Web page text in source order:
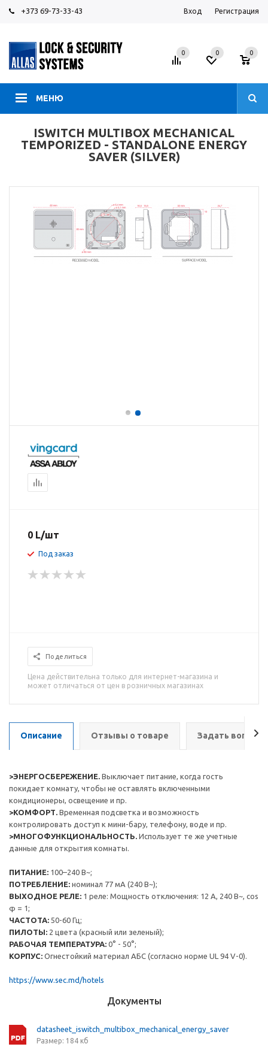
+373 69-73-33-43 Вход Регистрация
МЕНЮ
0 0 0
ISWITCH MULTIBOX MECHANICAL
TEMPORIZED - STANDALONE ENERGY
SAVER (SILVER)
0 L/шт
Под заказ
Поделиться
Цена действительна только для интернет-магазина и
может отличаться от цен в розничных магазинах
Описание Отзывы о товаре Задать вопрос
>ЭНЕРГОСБЕРЕЖЕНИЕ. Выключает питание, когда гость
покидает комнату, чтобы не оставлять включенными
кондиционеры, освещение и пр.
>КОМФОРТ. Временная подсветка и возможность
контролировать доступ к мини-бару, телефону, воде и пр.
>МНОГОФУНКЦИОНАЛЬНОСТЬ. Использует те же учетные
данные для открытия комнаты.
ПИТАНИЕ: 100–240 В~;
ПОТРЕБЛЕНИЕ: номинал 77 мА (240 В~);
ВЫХОДНОЕ РЕЛЕ: 1 реле: Мощность отключения: 12 А, 240 В~, cos
φ = 1;
ЧАСТОТА: 50-60 Гц;
ПИЛОТЫ: 2 цвета (красный или зеленый);
РАБОЧАЯ ТЕМПЕРАТУРА: 0° - 50°;
КОРПУС: Огнестойкий материал АБС (согласно норме UL 94 V-0).
https://www.sec.md/hotels
Документы
datasheet_iswitch_multibox_mechanical_energy_saver
Размер: 184 кб